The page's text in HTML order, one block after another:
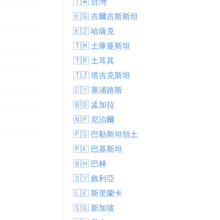
🇰🇬 吉爾吉斯斯坦
🇰🇿 哈薩克
🇹🇲 土庫曼斯坦
🇹🇷 土耳其
🇹🇯 塔吉克斯坦
🇨🇾 塞浦路斯
🇧🇩 孟加拉
🇳🇵 尼泊爾
🇵🇸 巴勒斯坦領土
🇵🇰 巴基斯坦
🇧🇭 巴林
🇸🇾 敘利亞
🇱🇰 斯里蘭卡
🇸🇬 新加坡